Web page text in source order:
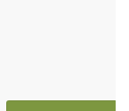
소 소장을 역임
)』, 『서경집전
)』, 『통감절요